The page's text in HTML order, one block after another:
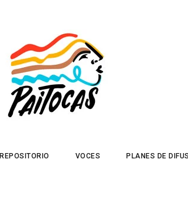
REPOSITORIO VOCES PLANES DE